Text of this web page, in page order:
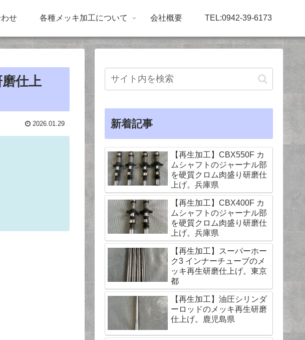
せ 各種メッキ加工について 会社概要 TEL:0942-39-6173
仕上
2026.01.29 新着記事
【再生加工】CBX550F カ
ムシャフトのジャーナル部
を硬質クロム肉盛り研磨仕
上げ。兵庫県
【再生加工】CBX400F カ
ムシャフトのジャーナル部
を硬質クロム肉盛り研磨仕
上げ。兵庫県
【再生加工】スーパーホー
ク3 インナーチューブのメ
ッキ再生研磨仕上げ。東京
都
【再生加工】油圧シリンダ
ーロッドのメッキ再生研磨
仕上げ。鹿児島県